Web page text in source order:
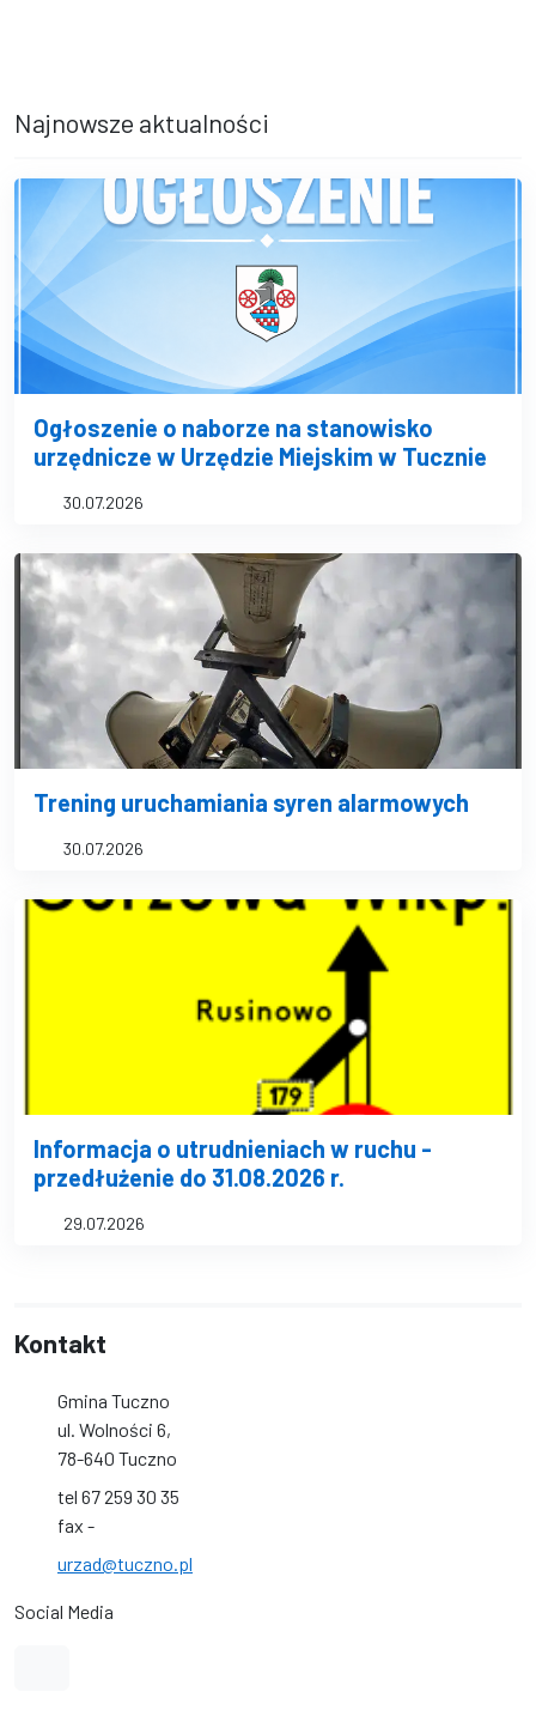
Najnowsze aktualności
Ogłoszenie o naborze na stanowisko
urzędnicze w Urzędzie Miejskim w Tucznie
30.07.2026
Trening uruchamiania syren alarmowych
30.07.2026
Informacja o utrudnieniach w ruchu -
przedłużenie do 31.08.2026 r.
29.07.2026
Kontakt
Gmina Tuczno
ul. Wolności 6,
78-640 Tuczno
tel 67 259 30 35
fax -
urzad@tuczno.pl
Social Media